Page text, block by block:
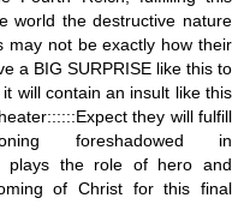
world the destructive nature
may not be exactly how their
a BIG SURPRISE like this to
will contain an insult like this
they will fulfill
foreshadowed in
plays the role of hero and
of Christ for this final